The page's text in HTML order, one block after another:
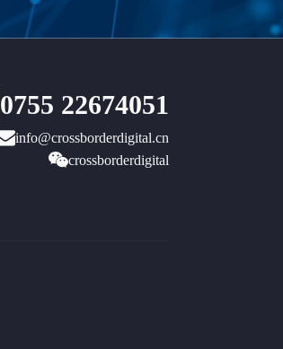
0755 22674051
info@crossborderdigital.cn
crossborderdigital